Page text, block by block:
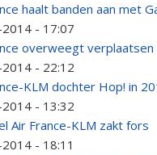
haalt banden aan met
- 17:07
overweegt
- 22:12
KLM dochter Hop! in
- 13:32
Air France-KLM zakt fors
- 18:11